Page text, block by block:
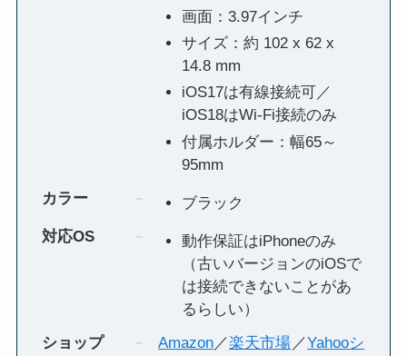
画面：3.97インチ
サイズ：約 102 x 62 x
14.8 mm
iOS17は有線接続可／
iOS18はWi-Fi接続のみ
付属ホルダー：幅65～
95mm
カラー
ブラック
対応OS
動作保証はiPhoneのみ
（古いバージョンのiOSで
は接続できないことがあ
るらしい）
ショップ
Amazon／楽天市場 ／Yahooシ